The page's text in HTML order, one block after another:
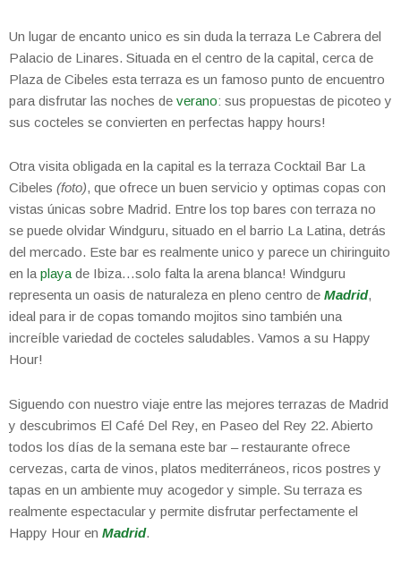
Un lugar de encanto unico es sin duda la terraza Le Cabrera del
Palacio de Linares. Situada en el centro de la capital, cerca de
Plaza de Cibeles esta terraza es un famoso punto de encuentro
para disfrutar las noches de verano: sus propuestas de picoteo y
sus cocteles se convierten en perfectas happy hours!
Otra visita obligada en la capital es la terraza Cocktail Bar La
Cibeles (foto), que ofrece un buen servicio y optimas copas con
vistas únicas sobre Madrid. Entre los top bares con terraza no
se puede olvidar Windguru, situado en el barrio La Latina, detrás
del mercado. Este bar es realmente unico y parece un chiringuito
en la playa de Ibiza…solo falta la arena blanca! Windguru
representa un oasis de naturaleza en pleno centro de Madrid,
ideal para ir de copas tomando mojitos sino también una
increíble variedad de cocteles saludables. Vamos a su Happy
Hour!
Siguendo con nuestro viaje entre las mejores terrazas de Madrid
y descubrimos El Café Del Rey, en Paseo del Rey 22. Abierto
todos los días de la semana este bar – restaurante ofrece
cervezas, carta de vinos, platos mediterráneos, ricos postres y
tapas en un ambiente muy acogedor y simple. Su terraza es
realmente espectacular y permite disfrutar perfectamente el
Happy Hour en Madrid.